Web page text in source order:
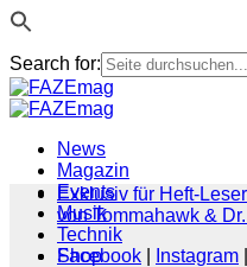
Search for:
Zum
Inhalt
News
Magazin
Events
Musik
Technik
Shop
Exklusiv für Heft-
von Tommahawk &
Facebook
Instagram